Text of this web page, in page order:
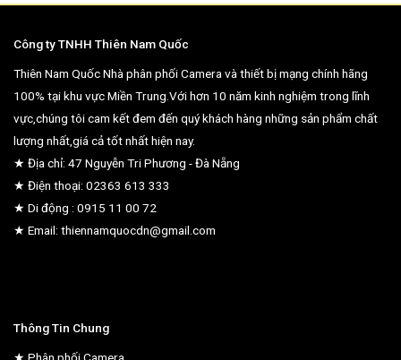
Công ty TNHH Thiên Nam Quốc
Thiên Nam Quốc Nhà phân phối Camera và thiết bị mạng chính hãng
100% tại khu vực Miền Trung.Với hơn 10 năm kinh nghiệm trong lĩnh
vực,chúng tôi cam kết đem đến quý khách hàng những sản phẩm chất
lượng nhất,giá cả tốt nhất hiện nay.
★ Địa chỉ: 47 Nguyễn Tri Phương - Đà Nẵng
★ Điện thoại: 02363 613 333
★ Di động : 0915 11 00 72
★ Email: thiennamquocdn@gmail.com
Thông Tin Chung